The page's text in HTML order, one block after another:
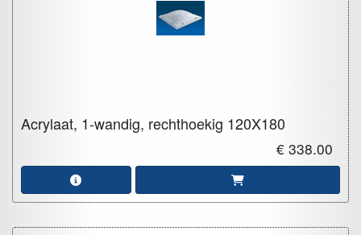
Acrylaat, 1-wandig, rechthoekig 120X180
€ 338.00